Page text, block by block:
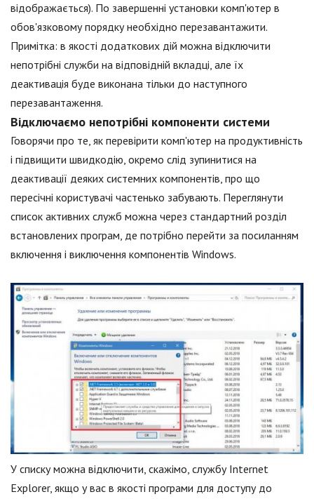
відображається). По завершенні установки комп'ютер в
обов'язковому порядку необхідно перезавантажити.
Примітка: в якості додаткових дій можна відключити
непотрібні служби на відповідній вкладці, але їх
деактивація буде виконана тільки до наступного
перезавантаження.
Відключаємо непотрібні компоненти системи
Говорячи про те, як перевірити комп'ютер на продуктивність
і підвищити швидкодію, окремо слід зупинитися на
деактивації деяких системних компонентів, про що
пересічні користувачі частенько забувають. Переглянути
список активних служб можна через стандартний розділ
встановлених програм, де потрібно перейти за посиланням
включення і виключення компонентів Windows.
У списку можна відключити, скажімо, службу Internet
Explorer, якщо у вас в якості програми для доступу до